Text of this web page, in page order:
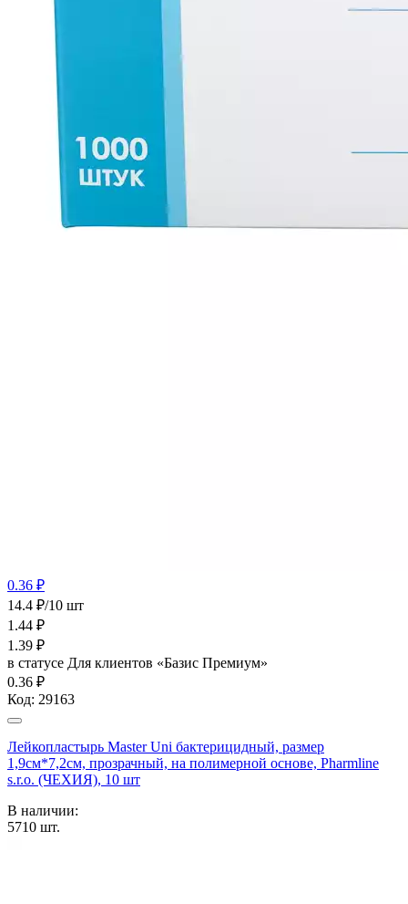
0.36 ₽
14.4 ₽/10 шт
1.44 ₽
1.39 ₽
в статусе Для клиентов «Базис Премиум»
0.36 ₽
Код: 29163
Лейкопластырь Master Uni бактерицидный, размер
1,9см*7,2см, прозрачный, на полимерной основе, Pharmline
s.r.o. (ЧЕХИЯ), 10 шт
В наличии:
5710 шт.